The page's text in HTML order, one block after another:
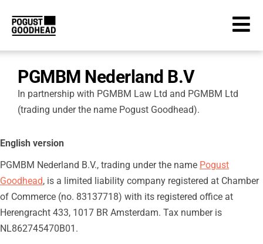
PGMBM Nederland B.V
In partnership with PGMBM Law Ltd and PGMBM Ltd
(trading under the name Pogust Goodhead).
English version
PGMBM Nederland B.V., trading under the name Pogust
Goodhead, is a limited liability company registered at Chamber
of Commerce (no. 83137718) with its registered office at
Herengracht 433, 1017 BR Amsterdam. Tax number is
NL862745470B01.